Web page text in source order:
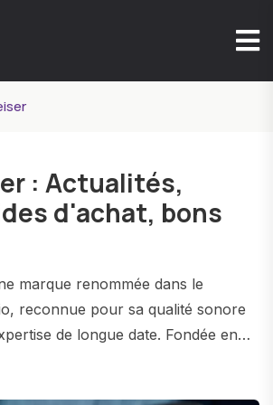
: Actualités,
d'achat, bons
marque renommée dans le
reconnue pour sa qualité sonore
de longue date. Fondée en
imposée comme un leader